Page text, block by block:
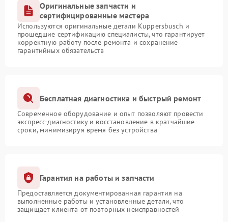
Оригинальные запчасти и
сертифицированные мастера
Используются оригинальные детали Kuppersbusch и
прошедшие сертификацию специалисты, что гарантирует
корректную работу после ремонта и сохранение
гарантийных обязательств
Бесплатная диагностика и быстрый ремонт
Современное оборудование и опыт позволяют провести
экспресс-диагностику и восстановление в кратчайшие
сроки, минимизируя время без устройства
Гарантия на работы и запчасти
Предоставляется документированная гарантия на
выполненные работы и установленные детали, что
защищает клиента от повторных неисправностей